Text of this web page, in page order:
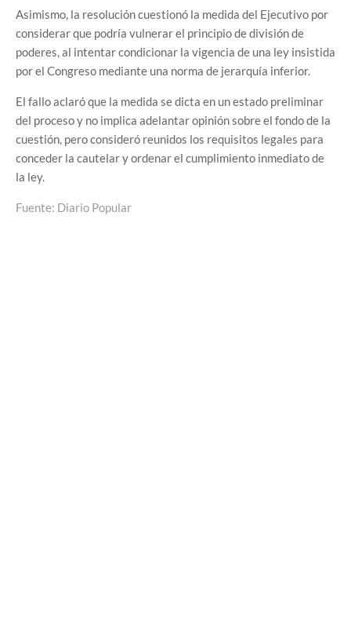
Asimismo, la resolución cuestionó la medida del Ejecutivo por
considerar que podría vulnerar el principio de división de
poderes, al intentar condicionar la vigencia de una ley insistida
por el Congreso mediante una norma de jerarquía inferior.
El fallo aclaró que la medida se dicta en un estado preliminar
del proceso y no implica adelantar opinión sobre el fondo de la
cuestión, pero consideró reunidos los requisitos legales para
conceder la cautelar y ordenar el cumplimiento inmediato de
la ley.
Fuente: Diario Popular